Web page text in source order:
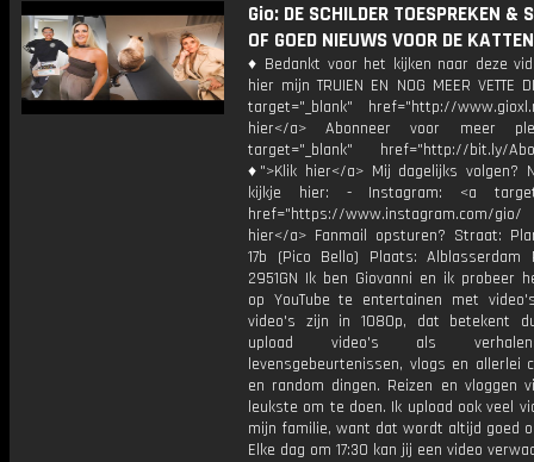
Gio: DE SCHILDER TOESPREKEN &
OF GOED NIEUWS VOOR DE
♦ Bedankt voor het kijken naar deze
hier mijn TRUIEN EN NOG MEER VETTE
target="_blank" href="http://
hier</a> Abonneer voor meer
target="_blank" href="http://bit.ly/
♦">Klik hier</a> Mij dagelijks volgen?
kijkje hier: - Instagram: <a
href="https://www.instagram.com/
hier</a> Fanmail opsturen? Straat:
17b (Pico Bello) Plaats: Alblasserdam
2951GN Ik ben Giovanni en ik probeer
op YouTube te entertainen met
video's zijn in 1080p, dat betekent
upload video's als
levensgebeurtenissen, vlogs en allerlei
en random dingen. Reizen en vloggen
leukste om te doen. Ik upload ook veel
mijn familie, want dat wordt altijd goed
Elke dag om 17:30 kan jij een video